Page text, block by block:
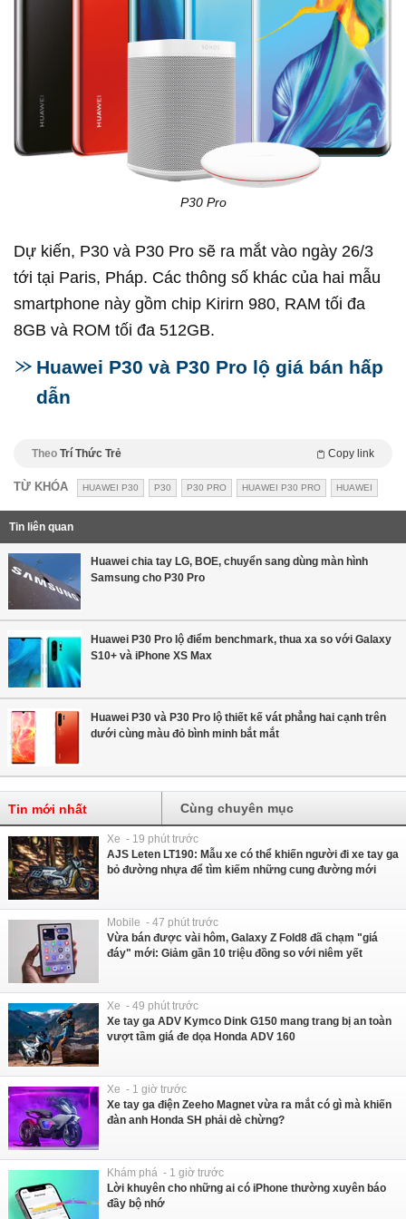
P30 Pro
Dự kiến, P30 và P30 Pro sẽ ra mắt vào ngày 26/3
tới tại Paris, Pháp. Các thông số khác của hai mẫu
smartphone này gồm chip Kirirn 980, RAM tối đa
8GB và ROM tối đa 512GB.
Huawei P30 và P30 Pro lộ giá bán hấp
dẫn
Theo Trí Thức Trẻ Copy link
TỪ KHÓA HUAWEI P30 P30 P30 PRO HUAWEI P30 PRO HUAWEI
Tin liên quan
Huawei chia tay LG, BOE, chuyển sang dùng màn hình
Samsung cho P30 Pro
Huawei P30 Pro lộ điểm benchmark, thua xa so với Galaxy
S10+ và iPhone XS Max
Huawei P30 và P30 Pro lộ thiết kế vát phẳng hai cạnh trên
dưới cùng màu đỏ bình minh bắt mắt
Tin mới nhất Cùng chuyên mục
Xe - 19 phút trước
AJS Leten LT190: Mẫu xe có thể khiến người đi xe tay ga
bỏ đường nhựa để tìm kiếm những cung đường mới
Mobile - 47 phút trước
Vừa bán được vài hôm, Galaxy Z Fold8 đã chạm "giá
đáy" mới: Giảm gần 10 triệu đồng so với niêm yết
Xe - 49 phút trước
Xe tay ga ADV Kymco Dink G150 mang trang bị an toàn
vượt tầm giá đe dọa Honda ADV 160
Xe - 1 giờ trước
Xe tay ga điện Zeeho Magnet vừa ra mắt có gì mà khiến
đàn anh Honda SH phải dè chừng?
Khám phá - 1 giờ trước
Lời khuyên cho những ai có iPhone thường xuyên báo
đầy bộ nhớ